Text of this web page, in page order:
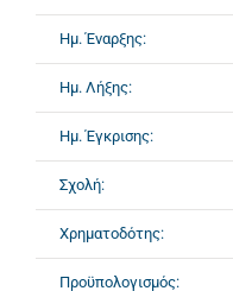
Ημ. Έναρξης:
Ημ. Λήξης:
Ημ. Έγκρισης:
Σχολή:
Χρηματοδότης:
Προϋπολογισμός: